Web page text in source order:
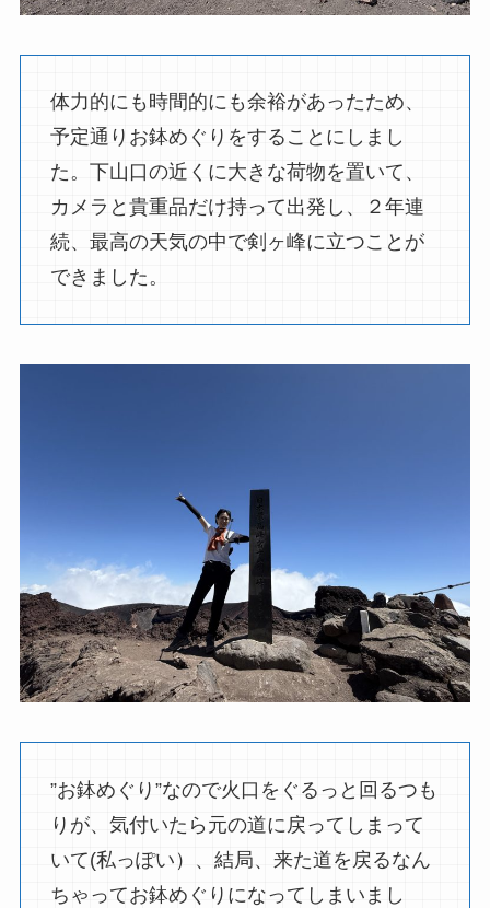
体力的にも時間的にも余裕があったため、
予定通りお鉢めぐりをすることにしまし
た。下山口の近くに大きな荷物を置いて、
カメラと貴重品だけ持って出発し、２年連
続、最高の天気の中で剣ヶ峰に立つことが
できました。
”お鉢めぐり”なので火口をぐるっと回るつも
りが、気付いたら元の道に戻ってしまって
いて(私っぽい）、結局、来た道を戻るなん
ちゃってお鉢めぐりになってしまいまし